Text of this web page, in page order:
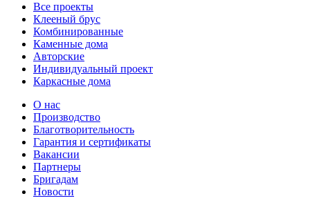
Все проекты
Клееный брус
Комбинированные
Каменные дома
Авторские
Индивидуальный проект
Каркасные дома
О нас
Производство
Благотворительность
Гарантия и сертификаты
Вакансии
Партнеры
Бригадам
Новости